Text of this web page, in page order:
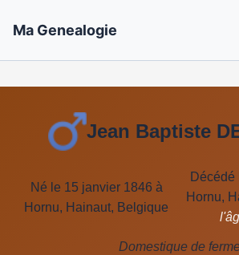
Ma Genealogie
Jean Baptiste
Né le 15 janvier 1846 à
Hornu, Hainaut, Belgique
Décédé
Hornu,
Domestique de